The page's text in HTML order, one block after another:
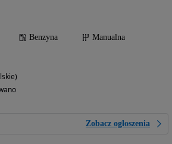
Benzyna
Manualna
Zobacz ogłoszenia